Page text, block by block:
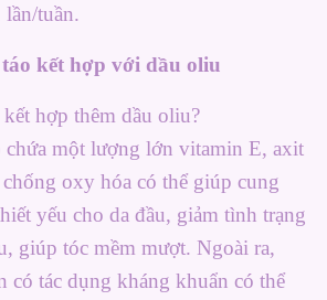
lần/tuần.
kết hợp với dầu oliu
kết hợp thêm dầu oliu?
chứa một lượng lớn vitamin E, axit
chống oxy hóa có thể giúp cung
yếu cho da đầu, giảm tình trạng
giúp tóc mềm mượt. Ngoài ra,
có tác dụng kháng khuẩn có thể